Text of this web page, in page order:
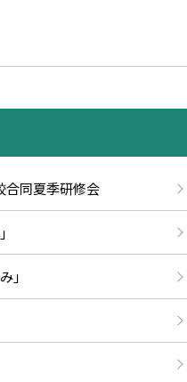
合同夏季研修会
」